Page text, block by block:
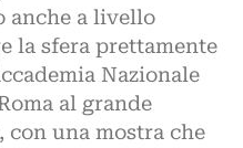
anche a livello
la sfera prettamente
Nazionale
al grande
con una mostra che